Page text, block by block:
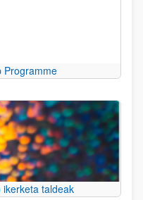
Programme
ikerketa taldeak